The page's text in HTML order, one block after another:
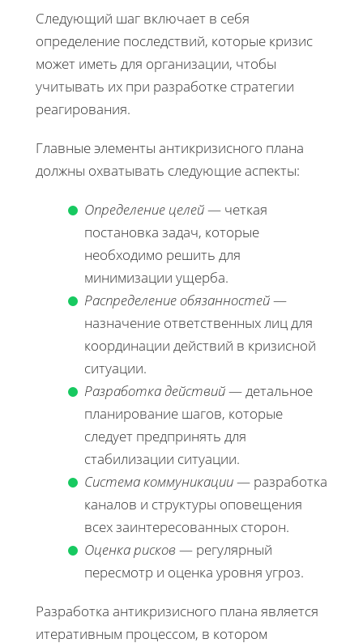
Следующий шаг включает в себя
определение последствий, которые кризис
может иметь для организации, чтобы
учитывать их при разработке стратегии
реагирования.
Главные элементы антикризисного плана
должны охватывать следующие аспекты:
Определение целей— четкая
постановка задач, которые
необходимо решить для
минимизации ущерба.
Распределение обязанностей—
назначение ответственных лиц для
координации действий в кризисной
ситуации.
Разработка действий— детальное
планирование шагов, которые
следует предпринять для
стабилизации ситуации.
Система коммуникации— разработка
каналов и структуры оповещения
всех заинтересованных сторон.
Оценка рисков — регулярный
пересмотр и оценка уровня угроз.
Разработка антикризисного плана является
итеративным процессом, в котором